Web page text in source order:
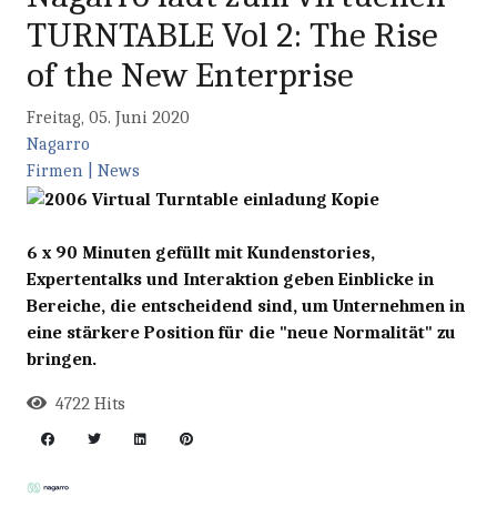
TURNTABLE Vol 2: The Rise
of the New Enterprise
Freitag, 05. Juni 2020
Nagarro
Firmen | News
6 x 90 Minuten gefüllt mit Kundenstories,
Expertentalks und Interaktion geben Einblicke in
Bereiche, die entscheidend sind, um Unternehmen in
eine stärkere Position für die "neue Normalität" zu
bringen.
4722 Hits